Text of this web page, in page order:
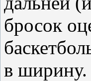
бросок
в ширину.